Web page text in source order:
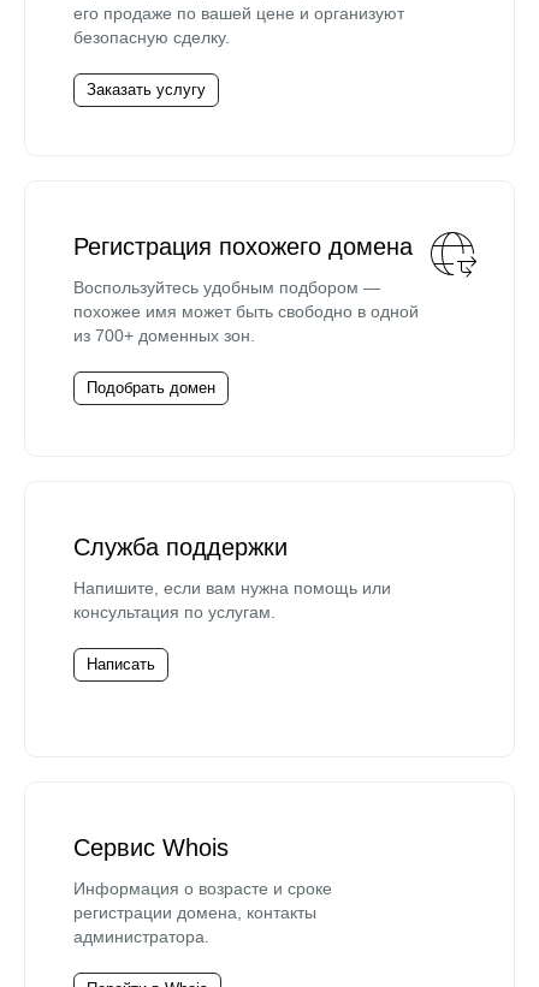
его продаже по вашей цене и организуют
безопасную сделку.
Заказать услугу
Регистрация похожего домена
Воспользуйтесь удобным подбором —
похожее имя может быть свободно в одной
из 700+ доменных зон.
Подобрать домен
Служба поддержки
Напишите, если вам нужна помощь или
консультация по услугам.
Написать
Сервис Whois
Информация о возрасте и сроке
регистрации домена, контакты
администратора.